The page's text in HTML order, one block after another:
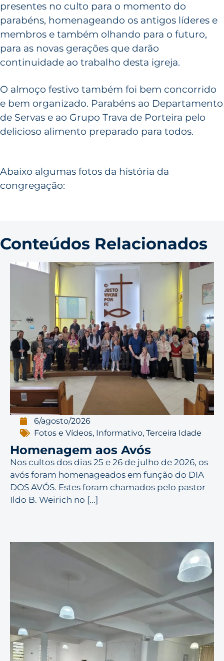
presentes no culto para o momento do
parabéns, homenageando os antigos líderes e
membros e também olhando para o futuro,
para as novas gerações que darão
continuidade ao trabalho desta igreja.
O almoço festivo também foi bem concorrido
e bem organizado. Parabéns ao Departamento
de Servas e ao Grupo Trava de Porteira pelo
delicioso alimento preparado para todos.
Abaixo algumas fotos da história da
congregação:
Conteúdos Relacionados
6/agosto/2026
Fotos e Vídeos, Informativo,Terceira Idade
Homenagem aos Avós
Nos cultos dos dias 25 e 26 de julho de 2026, os
avós foram homenageados em função do DIA
DOS AVÓS. Estes foram chamados pelo pastor
Ildo B. Weirich no [...]